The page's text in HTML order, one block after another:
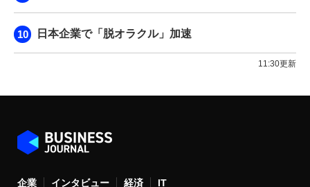
日本企業で「脱オラクル」加速
11:30更新
企業 インタビュー 経済 IT